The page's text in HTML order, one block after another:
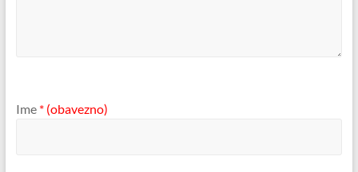
Ime * (obavezno)